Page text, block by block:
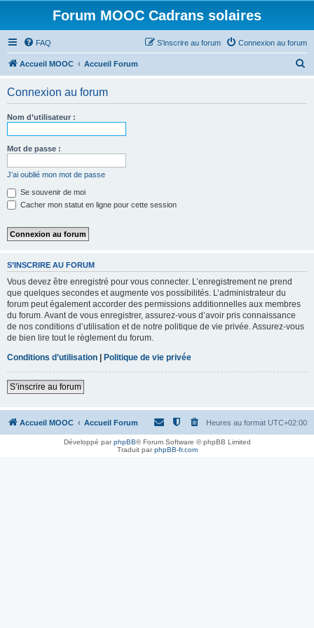
Forum MOOC Cadrans solaires
FAQ Connexion au forum
S’inscrire au forum
Accueil MOOC Accueil Forum
Connexion au forum
Nom d’utilisateur :
Mot de passe :
J’ai oublié mon mot de passe
Se souvenir de moi
Cacher mon statut en ligne pour cette session
S’INSCRIRE AU FORUM
Vous devez être enregistré pour vous connecter. L’enregistrement ne prend
que quelques secondes et augmente vos possibilités. L’administrateur du
forum peut également accorder des permissions additionnelles aux membres
du forum. Avant de vous enregistrer, assurez-vous d’avoir pris connaissance
de nos conditions d’utilisation et de notre politique de vie privée. Assurez-vous
de bien lire tout le règlement du forum.
Conditions d’utilisation | Politique de vie privée
S’inscrire au forum
Accueil MOOC Accueil Forum Heures au format UTC+02:00
Développé parphpBB® Forum Software © phpBB Limited
Traduit parphpBB-fr.com